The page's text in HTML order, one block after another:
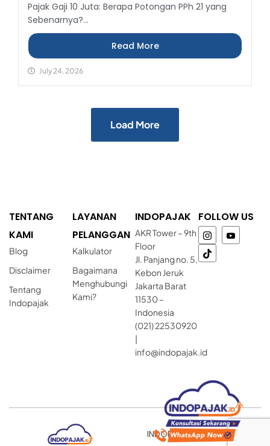
Pajak Gaji 10 Juta: Berapa Potongan PPh 21 yang
Sebenarnya?...
Read More
July 24, 2026
Load More
TENTANG
KAMI
Blog
Disclaimer
Tentang
Indopajak
LAYANAN
PELANGGAN
Kalkulator
Bagaimana
Menghubungi
Kami?
INDOPAJAK
AKR Tower – 9th
Floor
Jl. Panjang no. 5,
Kebon Jeruk
Jakarta Barat
11530 –
Indonesia
(021) 22530920
|
info@indopajak.id
FOLLOW US
INDOPAJAK © Copyright